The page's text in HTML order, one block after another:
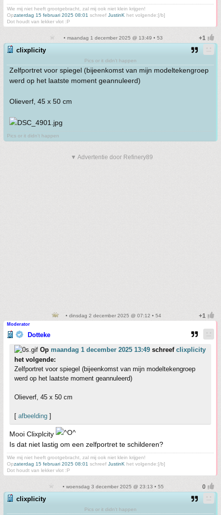
Wie mij niet heeft grootgebracht, zal mij ook niet klein krijgen!
Opzaterdag 15 februari 2025 08:01 schreef JustinK het volgende:[/b]
Dot houdt van lekker vlot :P
• maandag 1 december 2025 @ 13:49 • 53
clixplicity
Pics or it didn't happen
Zelfportret voor spiegel (bijeenkomst van mijn modeltekengroep
werd op het laatste moment geannuleerd)
Olieverf, 45 x 50 cm
Pics or it didn't happen
▼ Advertentie door Refinery89
• dinsdag 2 december 2025 @ 07:12 • 54
Moderator
Dotteke
Op maandag 1 december 2025 13:49 schreef clixplicity
het volgende:
Zelfportret voor spiegel (bijeenkomst van mijn modeltekengroep
werd op het laatste moment geannuleerd)
Olieverf, 45 x 50 cm
[ afbeelding ]
Mooi Clixplcity
Is dat niet lastig om een zelfportret te schilderen?
Wie mij niet heeft grootgebracht, zal mij ook niet klein krijgen!
Opzaterdag 15 februari 2025 08:01 schreef JustinK het volgende:[/b]
Dot houdt van lekker vlot :P
• woensdag 3 december 2025 @ 23:13 • 55
clixplicity
Pics or it didn't happen